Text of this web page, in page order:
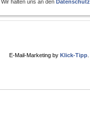
Wir halten uns an den Datenschutz
E-Mail-Marketing by Klick-Tipp.